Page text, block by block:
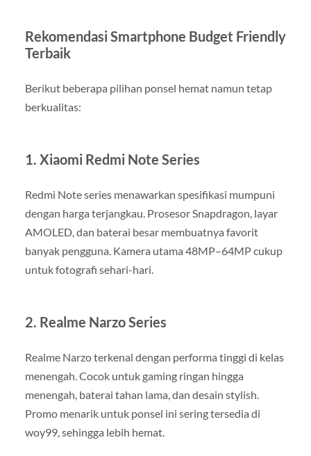
Rekomendasi Smartphone Budget Friendly
Terbaik
Berikut beberapa pilihan ponsel hemat namun tetap
berkualitas:
1. Xiaomi Redmi Note Series
Redmi Note series menawarkan spesifikasi mumpuni
dengan harga terjangkau. Prosesor Snapdragon, layar
AMOLED, dan baterai besar membuatnya favorit
banyak pengguna. Kamera utama 48MP–64MP cukup
untuk fotografi sehari-hari.
2. Realme Narzo Series
Realme Narzo terkenal dengan performa tinggi di kelas
menengah. Cocok untuk gaming ringan hingga
menengah, baterai tahan lama, dan desain stylish.
Promo menarik untuk ponsel ini sering tersedia di
woy99, sehingga lebih hemat.